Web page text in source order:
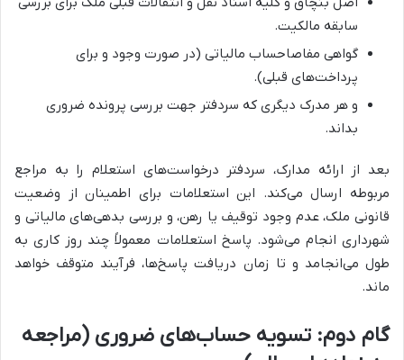
سابقه مالکیت.
گواهی مفاصاحساب مالیاتی (در صورت وجود و برای
پرداخت‌های قبلی).
و هر مدرک دیگری که سردفتر جهت بررسی پرونده ضروری
بداند.
بعد از ارائه مدارک، سردفتر درخواست‌های استعلام را به مراجع
مربوطه ارسال می‌کند. این استعلامات برای اطمینان از وضعیت
قانونی ملک، عدم وجود توقیف یا رهن، و بررسی بدهی‌های مالیاتی و
شهرداری انجام می‌شود. پاسخ استعلامات معمولاً چند روز کاری به
طول می‌انجامد و تا زمان دریافت پاسخ‌ها، فرآیند متوقف خواهد
ماند.
گام دوم: تسویه حساب‌های ضروری (مراجعه